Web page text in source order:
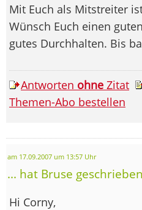
Mit Euch als Mitstreiter
Wünsch Euch einen
gutes Durchhalten. Bis
Antworten ohne Zitat
Themen-Abo bestellen
am 17.09.2007 um 13:57 Uhr
... hat Bruse
Hi Corny,